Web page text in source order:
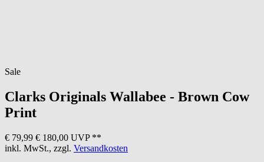
Sale
Clarks Originals Wallabee - Brown Cow
Print
€ 79,99 € 180,00 UVP **
inkl. MwSt., zzgl. Versandkosten